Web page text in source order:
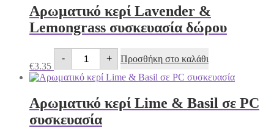
ποσότητα
Αρωματικό κερί Lavender &
Lemongrass συσκευασία δώρου
€3.35
-
Αρωματικό
κερί
Lavender
&
συσκευασία
δώρου
ποσότητα
+ Προσθήκη στο καλάθι
Αρωματικό κερί Lime & Basil σε PC
συσκευασία